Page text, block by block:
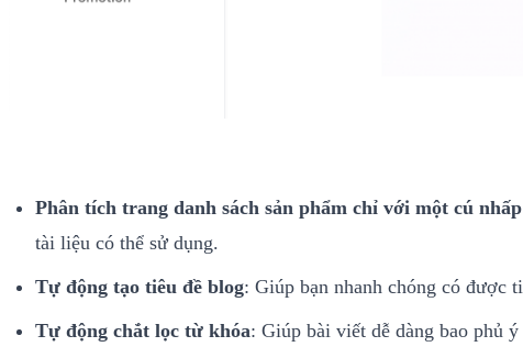
Phân tích trang danh sách sản phẩm chỉ với một cú
tài liệu có thể sử dụng.
Tự động tạo tiêu đề blog: Giúp bạn nhanh chóng có được
Tự động chắt lọc từ khóa: Giúp bài viết dễ dàng bao phủ